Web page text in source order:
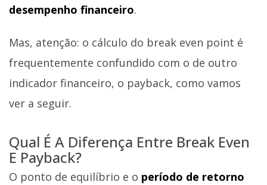
desempenho financeiro.
Mas, atenção: o cálculo do break even point é
frequentemente confundido com o de outro
indicador financeiro, o payback, como vamos
ver a seguir.
Qual É A Diferença Entre Break Even
E Payback?
O ponto de equilíbrio e o período de retorno